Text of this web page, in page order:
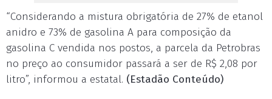
“Considerando a mistura obrigatória de 27% de etanol
anidro e 73% de gasolina A para composição da
gasolina C vendida nos postos, a parcela da Petrobras
no preço ao consumidor passará a ser de R$ 2,08 por
litro”, informou a estatal. (Estadão Conteúdo)